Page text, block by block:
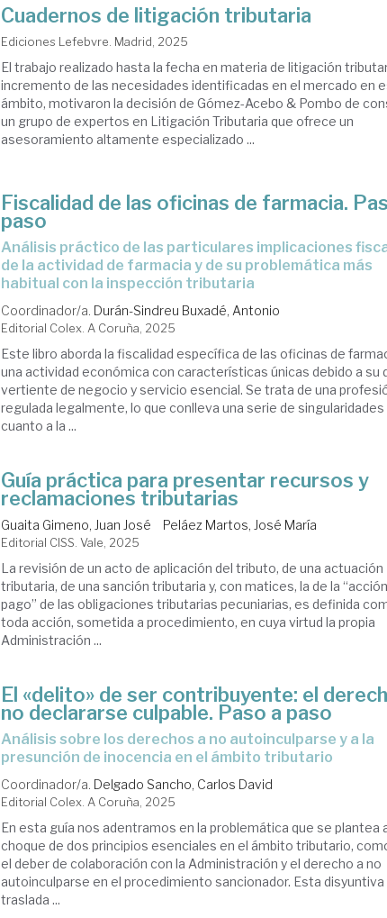
Cuadernos de litigación tributaria
Ediciones Lefebvre. Madrid, 2025
El trabajo realizado hasta la fecha en materia de litigación
incremento de las necesidades identificadas en el mercado en
ámbito, motivaron la decisión de Gómez-Acebo & Pombo de
un grupo de expertos en Litigación Tributaria que ofrece un
asesoramiento altamente especializado ...
Fiscalidad de las oficinas de farmacia.
paso
Análisis práctico de las particulares implicaciones fiscales
de la actividad de farmacia y de su problemática más
habitual con la inspección tributaria
Coordinador/a. Durán-Sindreu Buxadé, Antonio
Editorial Colex. A Coruña, 2025
Este libro aborda la fiscalidad específica de las oficinas de
una actividad económica con características únicas debido a su
vertiente de negocio y servicio esencial. Se trata de una
regulada legalmente, lo que conlleva una serie de singularidades
cuanto a la ...
Guía práctica para presentar recursos y
reclamaciones tributarias
Guaita Gimeno, Juan José Peláez Martos, José María
Editorial CISS. Vale, 2025
La revisión de un acto de aplicación del tributo, de una actuación
tributaria, de una sanción tributaria y, con matices, la de la
pago” de las obligaciones tributarias pecuniarias, es definida
toda acción, sometida a procedimiento, en cuya virtud la propia
Administración ...
El «delito» de ser contribuyente: el
no declararse culpable. Paso a paso
análisis sobre los derechos a no autoinculparse y a la
presunción de inocencia en el ámbito tributario
Coordinador/a. Delgado Sancho, Carlos David
Editorial Colex. A Coruña, 2025
En esta guía nos adentramos en la problemática que se plantea
choque de dos principios esenciales en el ámbito tributario,
el deber de colaboración con la Administración y el derecho a no
autoinculparse en el procedimiento sancionador. Esta disyuntiva
traslada ...